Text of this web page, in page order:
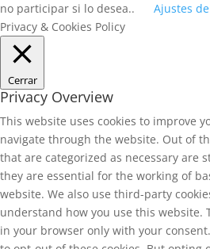
no participar si lo desea..
Ajustes
Privacy & Cookies Policy
Cerrar
Privacy Overview
This website uses cookies to improve
navigate through the website. Out of
that are categorized as necessary are
they are essential for the working of
website. We also use third-party
understand how you use this website.
in your browser only with your